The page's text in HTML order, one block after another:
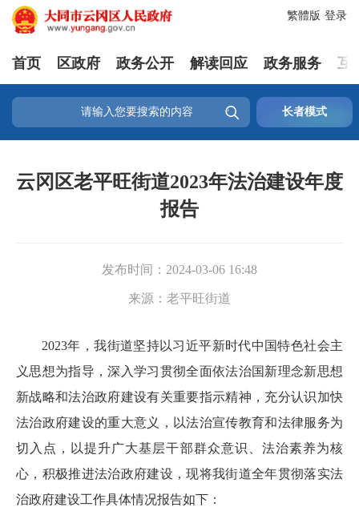
登录
繁體版
首页 区政府 政务公开 解读回应 政务服务 互
 长者模式
云冈区老平旺街道2023年法治建设年度
报告
发布时间： 2024-03-06 16:48
来源： 老平旺街道
2023年，我街道坚持以习近平新时代中国特色社会主
义思想为指导，深入学习贯彻全面依法治国新理念新思想
新战略和法治政府建设有关重要指示精神，充分认识加快
法治政府建设的重大意义，以法治宣传教育和法律服务为
切入点，以提升广大基层干部群众意识、法治素养为核
心，积极推进法治政府建设，现将我街道全年贯彻落实法
治政府建设工作具体情况报告如下：